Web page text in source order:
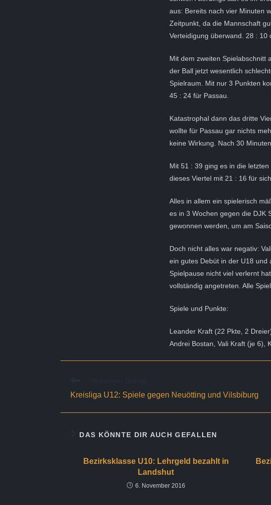
aus: Bereits nach vier Minuten
Zeitpunkt, da die Mannschaft
Verteidigung überwand. 28 : 10
Mit dem zweiten Spielabschnitt
der Ball jetzt wesentlich
Spielraum. Mit nur 3 Punkten
45 : 24 für Passau.
Katastrophal dann das dritte
wollte für Passau gar nichts
keine Wirkung. Nach 30
Mit 51 : 39 ging es in die
dieses Viertel mit 21 : 16 für
Alles in allem ein spielerisch
es in 3 Wochen gegen die DJK
gewonnen werden, um am
Doch nicht alles war negativ:
ein gutes Debüt in der U18 und
Spielpause nicht viel verlernt
vollständig angetreten. Alle
Spiele und Punkte:
Leander Kraft (22 Pkte, 2
Andrei Bostan, Vali Kraft (je 6),
ansehen
Kreisliga U12: Spiele gegen Neuötting und Vilsbiburg
DAS KÖNNTE DIR AUCH GEFALLEN
Bezirksklasse U10: Lehrgeld bezahlt in
Landshut
6. November 2016